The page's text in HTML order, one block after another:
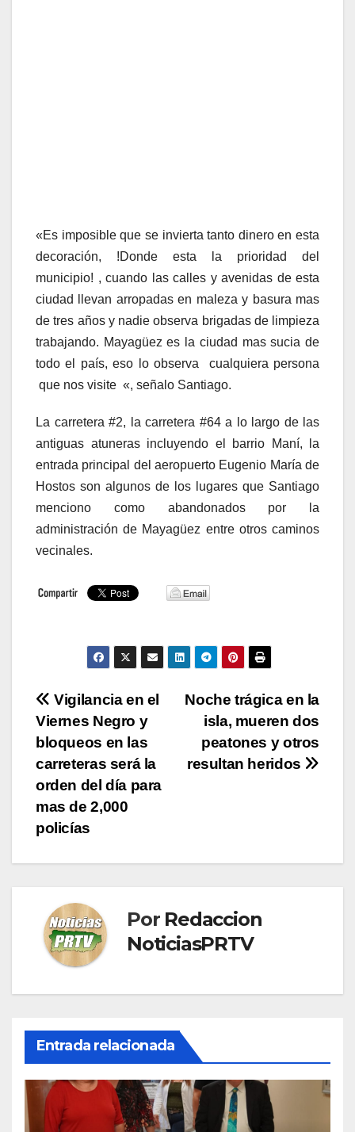
«Es imposible que se invierta tanto dinero en esta
decoración, !Donde esta la prioridad del
municipio! , cuando las calles y avenidas de esta
ciudad llevan arropadas en maleza y basura mas
de tres años y nadie observa brigadas de limpieza
trabajando. Mayagüez es la ciudad mas sucia de
todo el país, eso lo observa cualquiera persona
que nos visite «, señalo Santiago.
La carretera #2, la carretera #64 a lo largo de las
antiguas atuneras incluyendo el barrio Maní, la
entrada principal del aeropuerto Eugenio María de
Hostos son algunos de los lugares que Santiago
menciono como abandonados por la
administración de Mayagüez entre otros caminos
vecinales.
Navegación
de
entradas
Noche trágica en la
isla, mueren dos
peatones y otros
resultan heridos
Vigilancia en el
Viernes Negro y
bloqueos en las
carreteras será la
orden del día para
mas de 2,000
policías
Por Redaccion
NoticiasPRTV
Entrada relacionada